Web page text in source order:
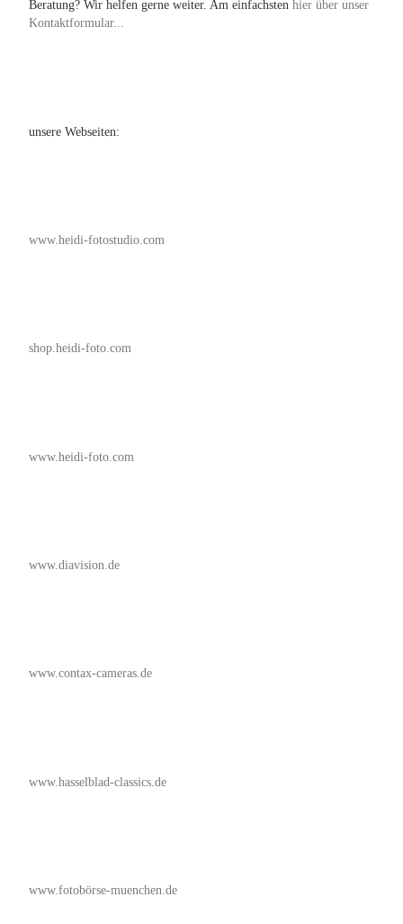
Beratung? Wir helfen gerne weiter. Am einfachsten hier über unser
Kontaktformular...
unsere Webseiten:
www.heidi-fotostudio.com
shop.heidi-foto.com
www.heidi-foto.com
www.diavision.de
www.contax-cameras.de
www.hasselblad-classics.de
www.fotobörse-muenchen.de